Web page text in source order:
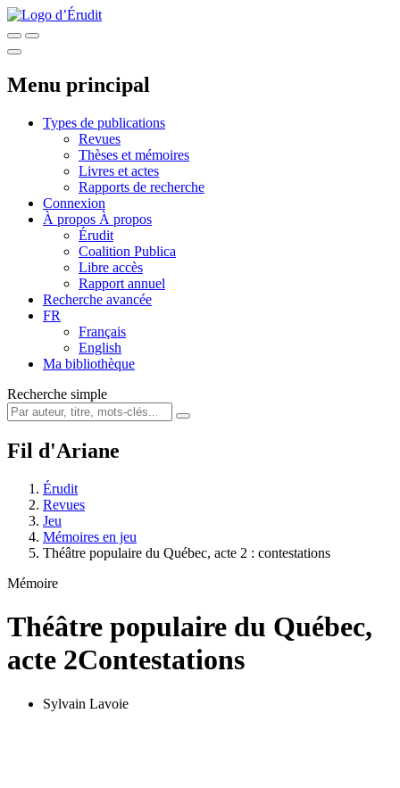
Menu principal
Types de publications
Revues
Thèses et mémoires
Livres et actes
Rapports de recherche
Connexion
À propos À propos
Érudit
Coalition Publica
Libre accès
Rapport annuel
Recherche avancée
FR
Français
English
Ma bibliothèque
Recherche simple
Fil d'Ariane
Érudit
Revues
Jeu
Mémoires en jeu
Théâtre populaire du Québec, acte 2 : contestations
Mémoire
Théâtre populaire du Québec,
acte 2Contestations
Sylvain Lavoie